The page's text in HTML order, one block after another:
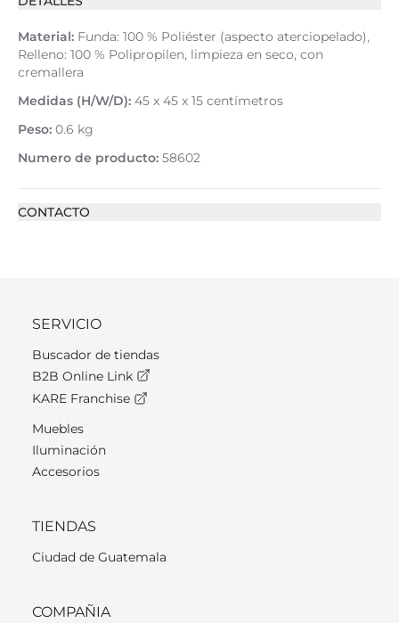
Material: Funda: 100 % Poliéster (aspecto aterciopelado),
Relleno: 100 % Polipropilen, limpieza en seco, con
cremallera
Medidas (H/W/D): 45 x 45 x 15 centímetros
Peso: 0.6 kg
Numero de producto: 58602
CONTACTO
SERVICIO
Buscador de tiendas
B2B Online Link
KARE Franchise
Muebles
Iluminación
Accesorios
TIENDAS
Ciudad de Guatemala
COMPAÑIA